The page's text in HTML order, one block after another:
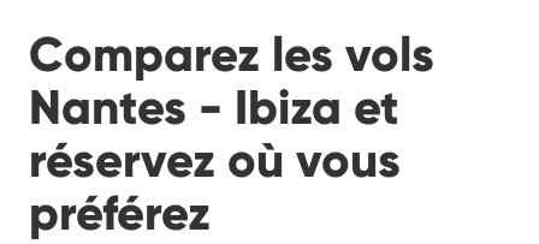
Comparez les vols
Nantes - Ibiza et
réservez où vous
préférez